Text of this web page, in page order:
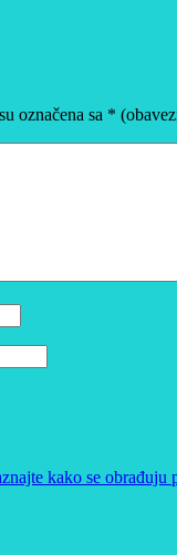
označena sa *
kako se obrađuju